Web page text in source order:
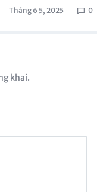
Tháng 6 5, 2025
0
khai.